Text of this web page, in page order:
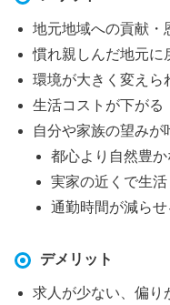
地元地域への貢献・
慣れ親しんだ地元に
環境が大きく変えら
生活コストが下がる
自分や家族の望みが
都心より自然豊
実家の近くで生活
通勤時間が減らせ
デメリット
求人が少ない、偏り